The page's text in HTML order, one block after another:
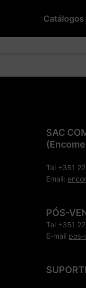
Catálogos
SAC
Tel +351
Email:
PÓS-
Tel +351
E-mail pos-